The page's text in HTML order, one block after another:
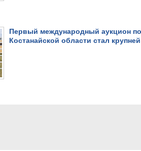
Первый международный аукцион
Костанайской области стал